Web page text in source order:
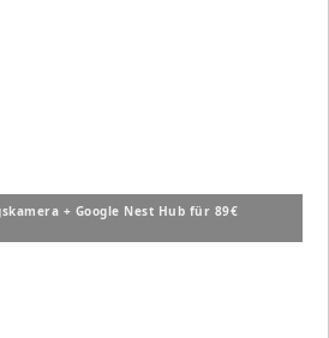
+ Google Nest Hub für 89€